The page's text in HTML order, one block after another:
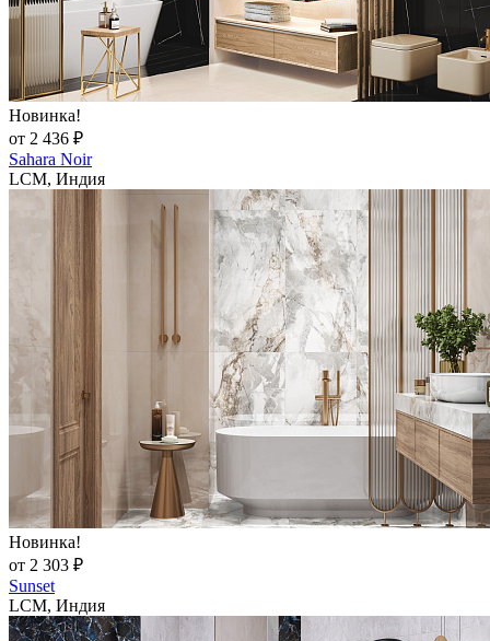
Новинка!
от 2 436 ₽
Sahara Noir
LCM, Индия
Новинка!
от 2 303 ₽
Sunset
LCM, Индия